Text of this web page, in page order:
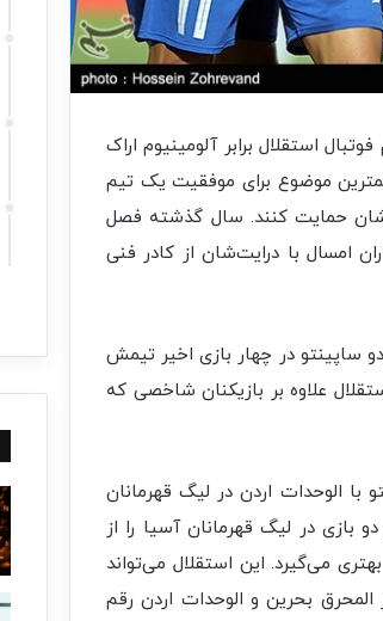
۳ بر یک تیم فوتبال استقلال برابر آلومینیوم اراک
موضوع برای موفقیت یک تیم
حمایت کنند. سال گذشته فصل
امسال با درایت‌شان از کادر فنی
ساپینتو در چهار بازی اخیر تیمش
علاوه بر بازیکنان شاخصی که
با الوحدات اردن در لیگ قهرمانان
بازی در لیگ قهرمانان آسیا را از
می‌گیرد. این استقلال می‌تواند
بحرین و الوحدات اردن رقم